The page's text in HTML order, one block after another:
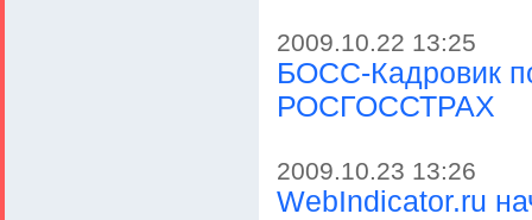
2009.10.22 13:25
БОСС-Кадровик
РОСГОССТРАХ
2009.10.23 13:26
WebIndicator.ru